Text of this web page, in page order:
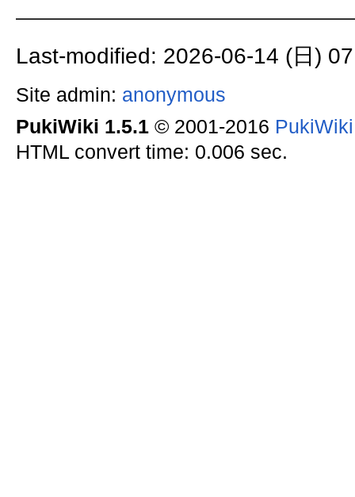
Last-modified: 2026-06-14 (日)
Site admin: anonymous
PukiWiki 1.5.1© 2001-2016
HTML convert time: 0.006 sec.